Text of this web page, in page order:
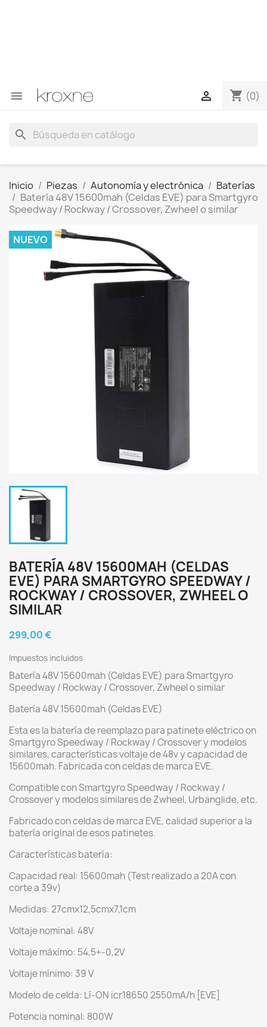
 shopping_cart (0)

search
Inicio Piezas Autonomía y electrónica
Baterías
Batería 48V 15600mah (Celdas EVE) para Smartgyro
Speedway / Rockway / Crossover, Zwheel o similar
NUEVO
BATERÍA 48V 15600MAH (CELDAS
EVE) PARA SMARTGYRO SPEEDWAY /
ROCKWAY / CROSSOVER, ZWHEEL O
SIMILAR
299,00 €
Impuestos incluidos
Batería 48V 15600mah (Celdas EVE) para Smartgyro
Speedway / Rockway / Crossover, Zwheel o similar
Batería 48V 15600mah (Celdas EVE)
Esta es la batería de reemplazo para patinete eléctrico on
Smartgyro Speedway / Rockway / Crossover y modelos
similares, características voltaje de 48v y capacidad de
15600mah. Fabricada con celdas de marca EVE.
Compatible con Smartgyro Speedway / Rockway /
Crossover y modelos similares de Zwheel, Urbanglide, etc.
Fabricado con celdas de marca EVE, calidad superior a la
batería original de esos patinetes.
Características batería:
Capacidad real: 15600mah (Test realizado a 20A con
corte a 39v)
Medidas: 27cmx12,5cmx7,1cm
Voltaje nominal: 48V
Voltaje máximo: 54,5+-0,2V
Voltaje mínimo: 39 V
Modelo de celda: Lí-ON icr18650 2550mA/h [EVE]
Potencia nominal: 800W